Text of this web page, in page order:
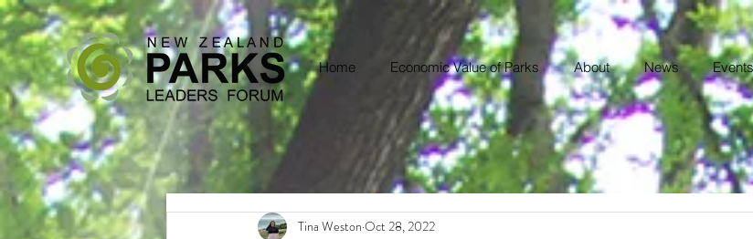
Home Economic Value of Parks About News Events
Tina Weston Oct 28, 2022